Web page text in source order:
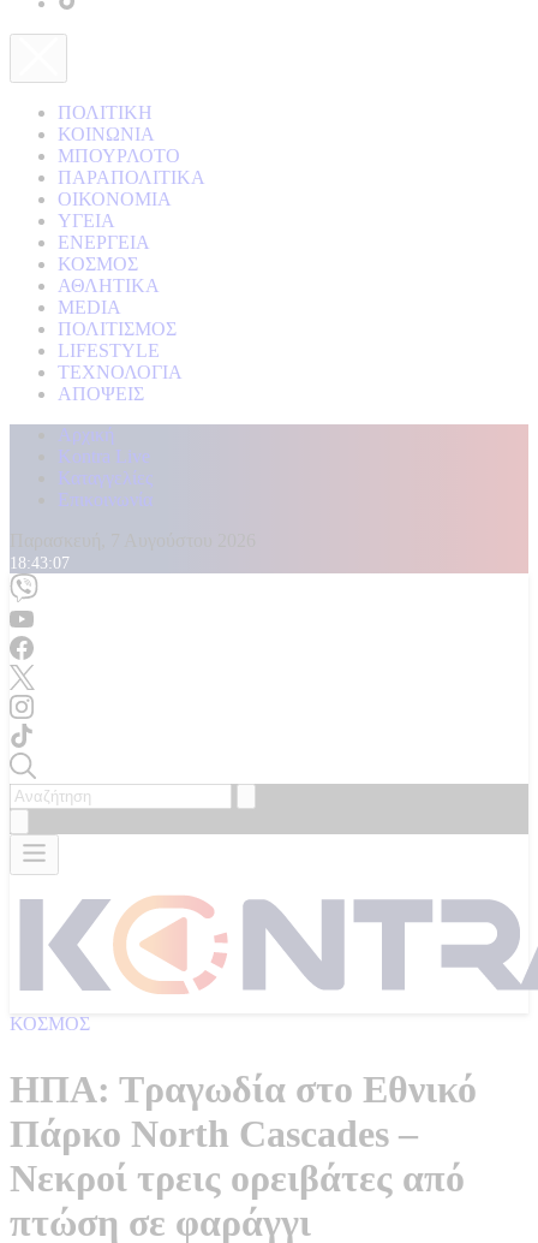
ΠΟΛΙΤΙΚΗ
ΚΟΙΝΩΝΙΑ
ΜΠΟΥΡΛΟΤΟ
ΠΑΡΑΠΟΛΙΤΙΚΑ
ΟΙΚΟΝΟΜΙΑ
ΥΓΕΙΑ
ΕΝΕΡΓΕΙΑ
ΚΟΣΜΟΣ
ΑΘΛΗΤΙΚΑ
MEDIA
ΠΟΛΙΤΙΣΜΟΣ
LIFESTYLE
ΤΕΧΝΟΛΟΓΙΑ
ΑΠΟΨΕΙΣ
Αρχική
Kontra Live
Καταγγελίες
Επικοινωνία
18:43:08
ΚΟΣΜΟΣ
ΗΠΑ: Τραγωδία στο Εθνικό
Πάρκο North Cascades –
Νεκροί τρεις ορειβάτες από
πτώση σε φαράγγι